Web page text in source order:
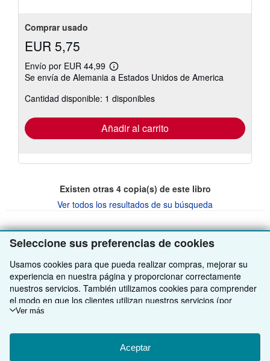
Seleccione sus preferencias de cookies
Usamos cookies para que pueda realizar compras, mejorar su
experiencia en nuestra página y proporcionar correctamente
nuestros servicios. También utilizamos cookies para comprender
el modo en que los clientes utilizan nuestros servicios (por
ejemplo, midiendo las visitas al sitio) y así poder realizar mejoras.
para mostrar contenido relevante en los anuncios y medir el
rendimiento de los mismos. Elija Rechazar si noestá de acuerdo
Ver más
Aceptar
Comprar usado
EUR 5,75
Envío por EUR 44,99
Más
información
las
tarifas
envío
Se envía de Alemania a Estados Unidos de America
Cantidad disponible: 1 disponibles
Añadir al carrito
Existen otras 4copia(s) de este libro
Ver todos los resultados de su búsqueda
VOLVER AL INICIO
Compre con nosotros
Búsqueda avanzada
Venda con nosotros
Únase a nuestro programa de afiliados